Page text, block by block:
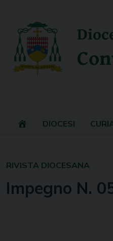
content
DIOCESI
RIVISTA DIOCESANA
Impegno N.